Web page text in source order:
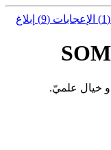
الإعجابات (9) إبلاغ
و خيال علميّ.